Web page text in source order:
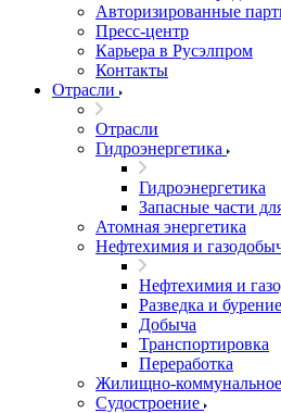
Авторизированные
Пресс-центр
Карьера в Русэлпром
Контакты
Отрасли
Отрасли
Гидроэнергетика
Гидроэнергетика
Запасные части
Атомная энергетика
Нефтехимия и
Нефтехимия и
Разведка и бурение
Добыча
Транспортировка
Переработка
Жилищно-коммунальное
Судостроение